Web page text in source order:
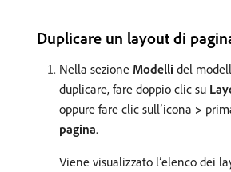
Duplicare un layout di
Nella sezione Modelli del
duplicare, fare doppio clic su
oppure fare clic sull’icona >
pagina.
Viene visualizzato l’elenco dei